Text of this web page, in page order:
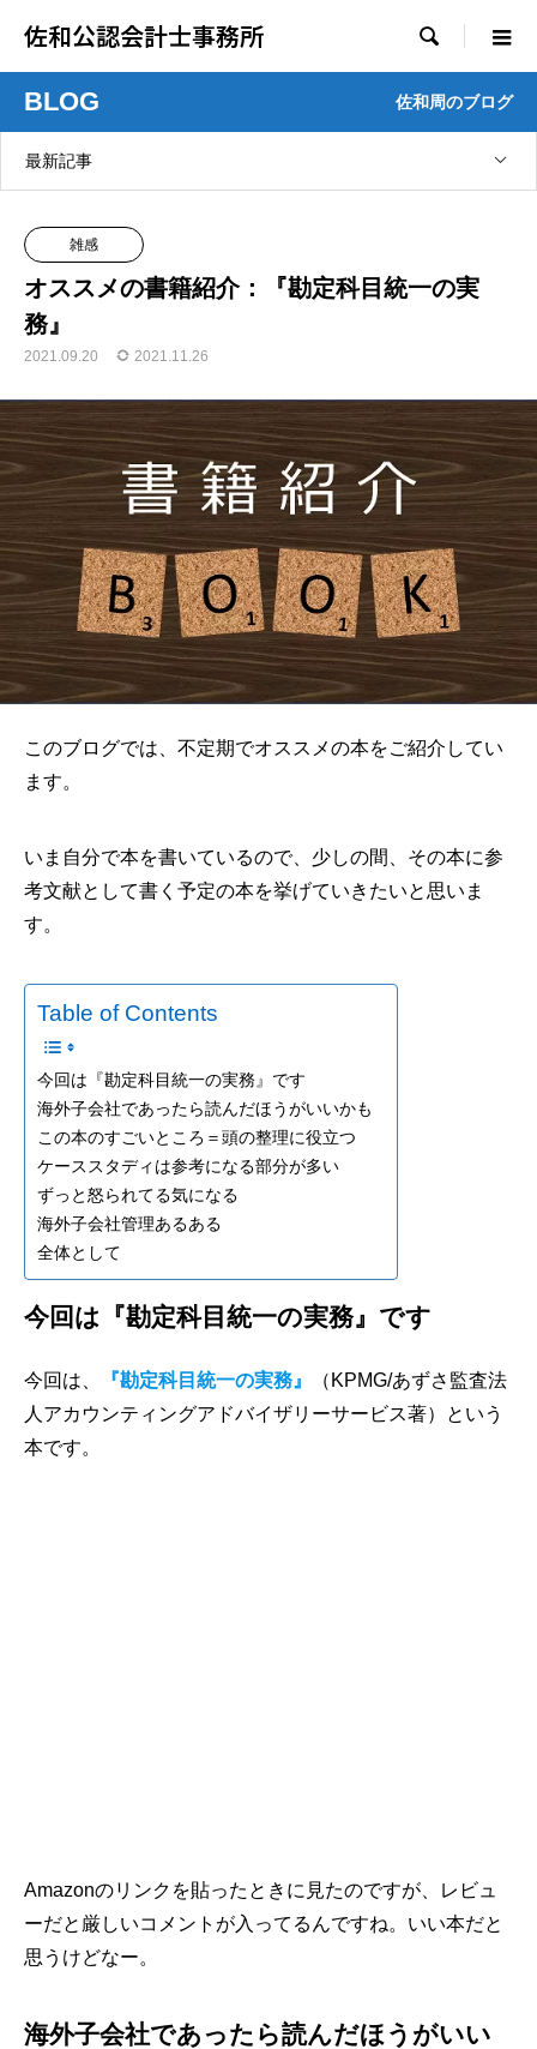
佐和公認会計士事務所 
BLOG 佐和周のブログ
最新記事
雑感
オススメの書籍紹介：『勘定科目統一の実
務』
2021.09.20 2021.11.26
このブログでは、不定期でオススメの本をご紹介してい
ます。
いま自分で本を書いているので、少しの間、その本に参
考文献として書く予定の本を挙げていきたいと思いま
す。
Table of Contents
今回は『勘定科目統一の実務』です
海外子会社であったら読んだほうがいいかも
この本のすごいところ＝頭の整理に役立つ
ケーススタディは参考になる部分が多い
ずっと怒られてる気になる
海外子会社管理あるある
全体として
今回は『勘定科目統一の実務』です
今回は、 『勘定科目統一の実務』
（KPMG/あずさ監査法
人アカウンティングアドバイザリーサービス著）という
本です。
Amazonのリンクを貼ったときに見たのですが、レビュ
ーだと厳しいコメントが入ってるんですね。いい本だと
思うけどなー。
海外子会社であったら読んだほうがいい